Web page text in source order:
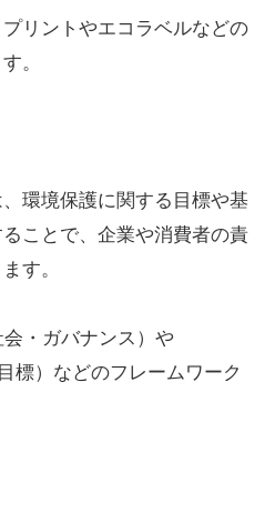
リントやエコラベルなどの
。
環境保護に関する目標や基
ことで、企業や消費者の責
す。
・ガバナンス）や
標）などのフレームワーク